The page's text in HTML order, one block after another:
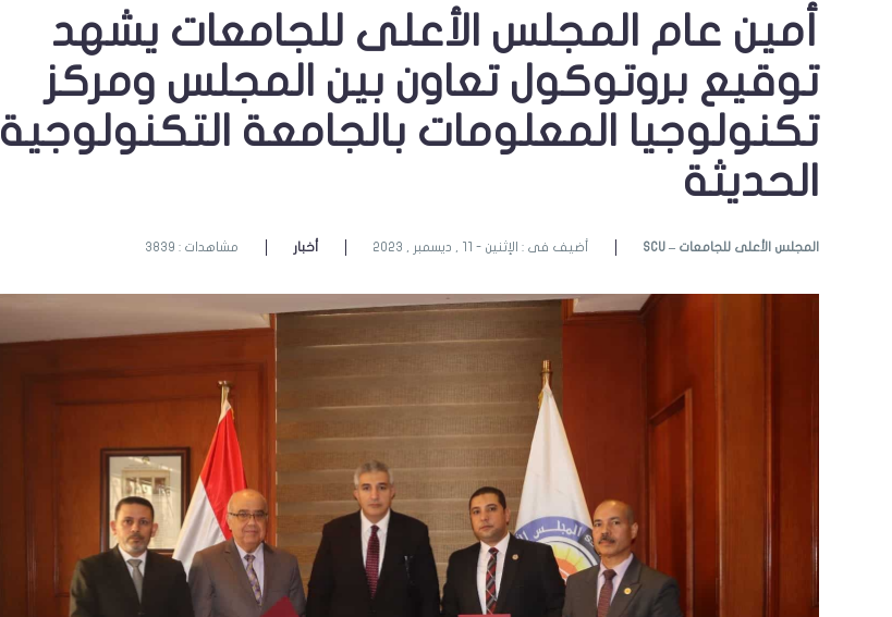
أمين عام المجلس الأعلى للجامعات يشهد
توقيع بروتوكول تعاون بين المجلس ومركز
تكنولوجيا المعلومات بالجامعة التكنولوجية
الحديثة
SCU – المجلس الأعلى للجامعات أضيف فى : الإثنين - 11 , ديسمبر , 2023 أخبار مشاهدات : 3839